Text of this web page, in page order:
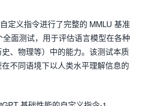
定义指令进行了完整的 MMLU 基准
面测试，用于评估语言模型在各种
、物理等）中的能力。该测试本质
不同语境下以人类水平理解信息的